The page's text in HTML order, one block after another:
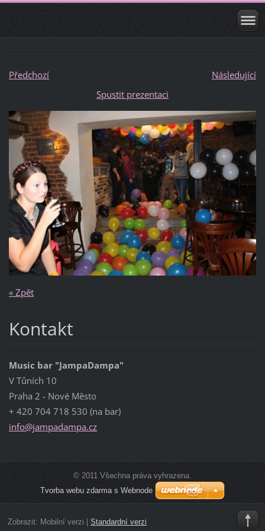
Předchozí
Následující
Spustit prezentaci
« Zpět
Kontakt
Music bar "JampaDampa"
V Tůních 10
Praha 2 - Nové Město
+ 420 704 718 530 (na bar)
info@jampadampa.cz
© 2011 Všechna práva vyhrazena.
Tvorba webu zdarma s Webnode
Zobrazit: Mobilní verzi | Standardní verzi